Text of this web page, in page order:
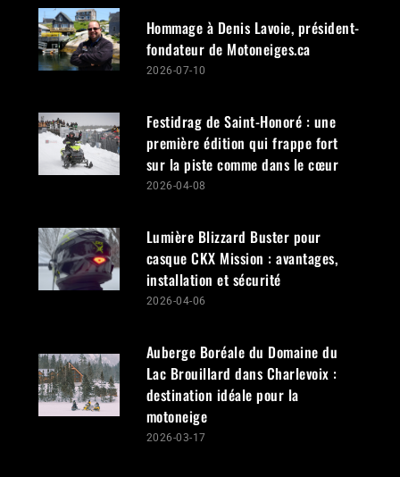
Hommage à Denis Lavoie, président-
fondateur de Motoneiges.ca
2026-07-10
Festidrag de Saint-Honoré : une
première édition qui frappe fort
sur la piste comme dans le cœur
2026-04-08
Lumière Blizzard Buster pour
casque CKX Mission : avantages,
installation et sécurité
2026-04-06
Auberge Boréale du Domaine du
Lac Brouillard dans Charlevoix :
destination idéale pour la
motoneige
2026-03-17